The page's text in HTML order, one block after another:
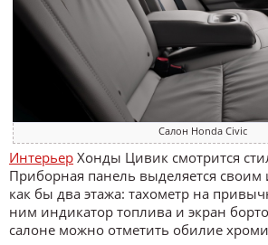
Салон Honda Civic
Интерьер Хонды Цивик смотрится
Приборная панель выделяется
как бы два этажа: тахометр на
ним индикатор топлива и экран
салоне можно отметить обилие